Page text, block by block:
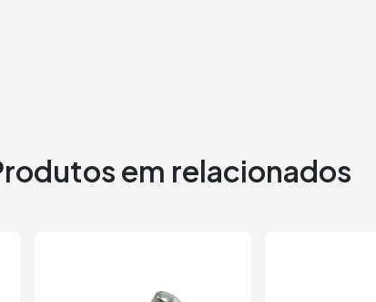
em relacionados